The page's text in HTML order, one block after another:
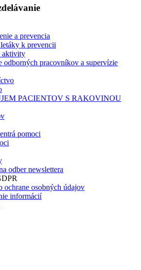
a prevencia
k prevencii
aktivity
odborných pracovníkov a supervízie
PACIENTOV S RAKOVINOU
pomoci
odber newslettera
ochrane osobných údajov
informácií